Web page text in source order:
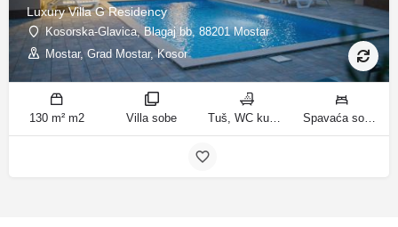
Luxury Villa G Residency
Kosorska-Glavica, Blagaj bb, 88201 Mostar
Mostar, Grad Mostar, Kosor
130 m² m2 Villa sobe Tuš, WC kupatila Spavaća soba 1: 1 bračni krevet | Spavaća soba 2: 2 kreveta za jednu osobu | Spavaća soba 3: 1 bračni krevet | Spavaća soba 4: 2 kreveta za jednu osobu | Dnevni boravak: 1 kauč na razvlačenje ležaja